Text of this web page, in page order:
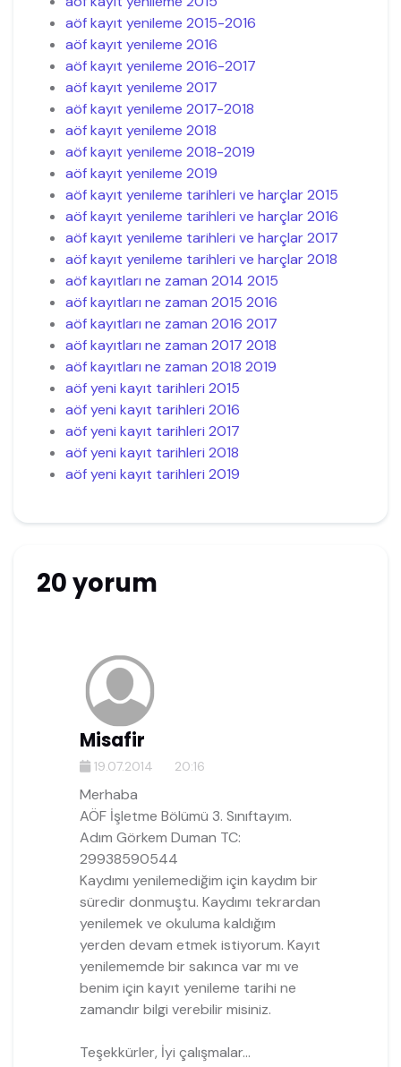
aöf kayıt yenileme 2015-2016
aöf kayıt yenileme 2016
aöf kayıt yenileme 2016-2017
aöf kayıt yenileme 2017
aöf kayıt yenileme 2017-2018
aöf kayıt yenileme 2018
aöf kayıt yenileme 2018-2019
aöf kayıt yenileme 2019
aöf kayıt yenileme tarihleri ve harçlar 2015
aöf kayıt yenileme tarihleri ve harçlar 2016
aöf kayıt yenileme tarihleri ve harçlar 2017
aöf kayıt yenileme tarihleri ve harçlar 2018
aöf kayıtları ne zaman 2014 2015
aöf kayıtları ne zaman 2015 2016
aöf kayıtları ne zaman 2016 2017
aöf kayıtları ne zaman 2017 2018
aöf kayıtları ne zaman 2018 2019
aöf yeni kayıt tarihleri 2015
aöf yeni kayıt tarihleri 2016
aöf yeni kayıt tarihleri 2017
aöf yeni kayıt tarihleri 2018
aöf yeni kayıt tarihleri 2019
20 yorum
Misafir
19.07.2014 20:16
Merhaba
AÖF İşletme Bölümü 3. Sınıftayım.
Adım Görkem Duman TC:
29938590544
Kaydımı yenilemediğim için kaydım bir
süredir donmuştu. Kaydımı tekrardan
yenilemek ve okuluma kaldığım
yerden devam etmek istiyorum. Kayıt
yenilememde bir sakınca var mı ve
benim için kayıt yenileme tarihi ne
zamandır bilgi verebilir misiniz.
Teşekkürler, İyi çalışmalar...